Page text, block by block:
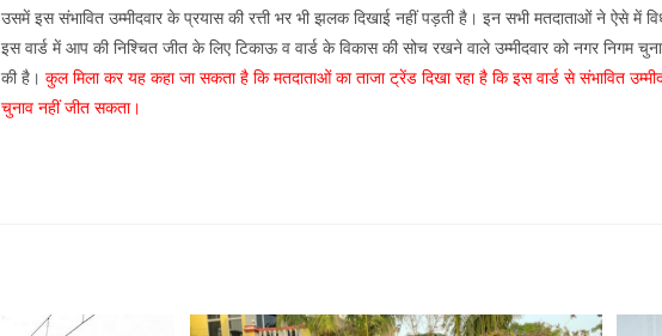
उसमें इस संभावित उम्मीदवार के प्रयास की रत्ती भर भी झलक दिखाई नहीं पड़ती है। इन सभी मतदाताओं ने ऐसे में
इस वार्ड में आप की निश्चित जीत के लिए टिकाऊ व वार्ड के विकास की सोच रखने वाले उम्मीदवार को नगर निगम
की है। कुल मिला कर यह कहा जा सकता है कि मतदाताओं का ताजा ट्रेंड दिखा रहा है कि इस वार्ड से संभावित
चुनाव नहीं जीत सकता।